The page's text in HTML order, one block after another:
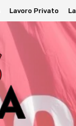
Lavoro Privato